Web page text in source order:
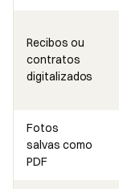
Recibos ou
contratos
digitalizados
Fotos
salvas como
PDF